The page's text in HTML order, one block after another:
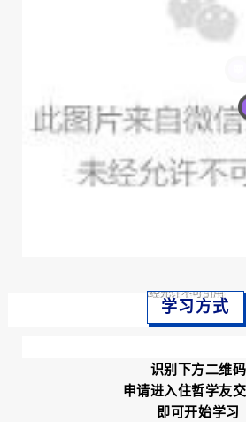
学习方式
识别下方二维码
申请进入住哲学友
即可开始学习